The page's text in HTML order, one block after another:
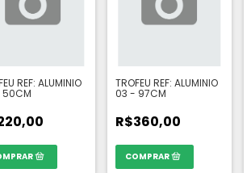
REF: ALUMINIO TROFEU REF: ALUMINIO
03 - 97CM
R$360,00